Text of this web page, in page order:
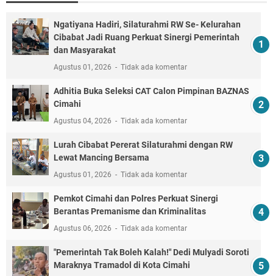
Ngatiyana Hadiri, Silaturahmi RW Se- Kelurahan
Cibabat Jadi Ruang Perkuat Sinergi Pemerintah
dan Masyarakat
Agustus 01, 2026 Tidak ada komentar
Adhitia Buka Seleksi CAT Calon Pimpinan BAZNAS
Cimahi
Agustus 04, 2026 Tidak ada komentar
Lurah Cibabat Pererat Silaturahmi dengan RW
Lewat Mancing Bersama
Agustus 01, 2026 Tidak ada komentar
Pemkot Cimahi dan Polres Perkuat Sinergi
Berantas Premanisme dan Kriminalitas
Agustus 06, 2026 Tidak ada komentar
"Pemerintah Tak Boleh Kalah!" Dedi Mulyadi Soroti
Maraknya Tramadol di Kota Cimahi